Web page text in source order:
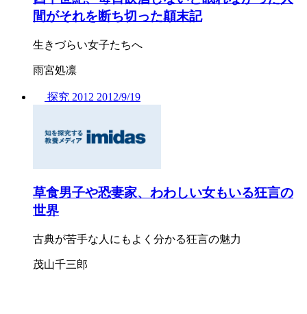
間がそれを断ち切った顛末記
生きづらい女子たちへ
雨宮処凛
探究 2012 2012/9/19
草食男子や恐妻家、わわしい女もいる狂言の
世界
古典が苦手な人にもよく分かる狂言の魅力
茂山千三郎